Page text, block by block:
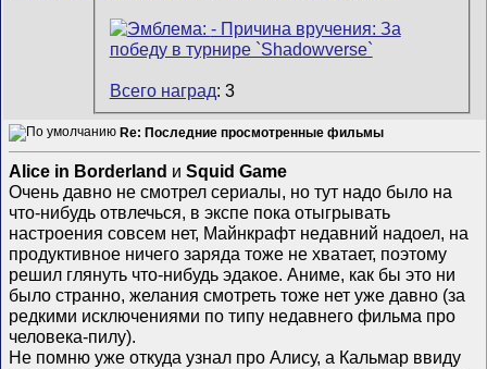
Всего наград: 3
Re: Последние просмотренные фильмы
Alice in Borderland иSquid Game
Очень давно не смотрел сериалы, но тут надо было на
что-нибудь отвлечься, в экспе пока отыгрывать
настроения совсем нет, Майнкрафт недавний надоел, на
продуктивное ничего заряда тоже не хватает, поэтому
решил глянуть что-нибудь эдакое. Аниме, как бы это ни
было странно, желания смотреть тоже нет уже давно (за
редкими исключениями по типу недавнего фильма про
человека-пилу).
Не помню уже откуда узнал про Алису, а Кальмар ввиду